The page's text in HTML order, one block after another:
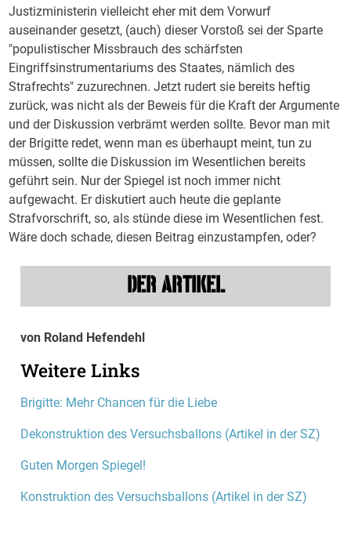
Justizministerin vielleicht eher mit dem Vorwurf
auseinander gesetzt, (auch) dieser Vorstoß sei der Sparte
"populistischer Missbrauch des schärfsten
Eingriffsinstrumentariums des Staates, nämlich des
Strafrechts" zuzurechnen. Jetzt rudert sie bereits heftig
zurück, was nicht als der Beweis für die Kraft der Argumente
und der Diskussion verbrämt werden sollte. Bevor man mit
der Brigitte redet, wenn man es überhaupt meint, tun zu
müssen, sollte die Diskussion im Wesentlichen bereits
geführt sein. Nur der Spiegel ist noch immer nicht
aufgewacht. Er diskutiert auch heute die geplante
Strafvorschrift, so, als stünde diese im Wesentlichen fest.
Wäre doch schade, diesen Beitrag einzustampfen, oder?
DER ARTIKEL
von Roland Hefendehl
Weitere Links
Brigitte: Mehr Chancen für die Liebe
Dekonstruktion des Versuchsballons (Artikel in der SZ)
Guten Morgen Spiegel!
Konstruktion des Versuchsballons (Artikel in der SZ)